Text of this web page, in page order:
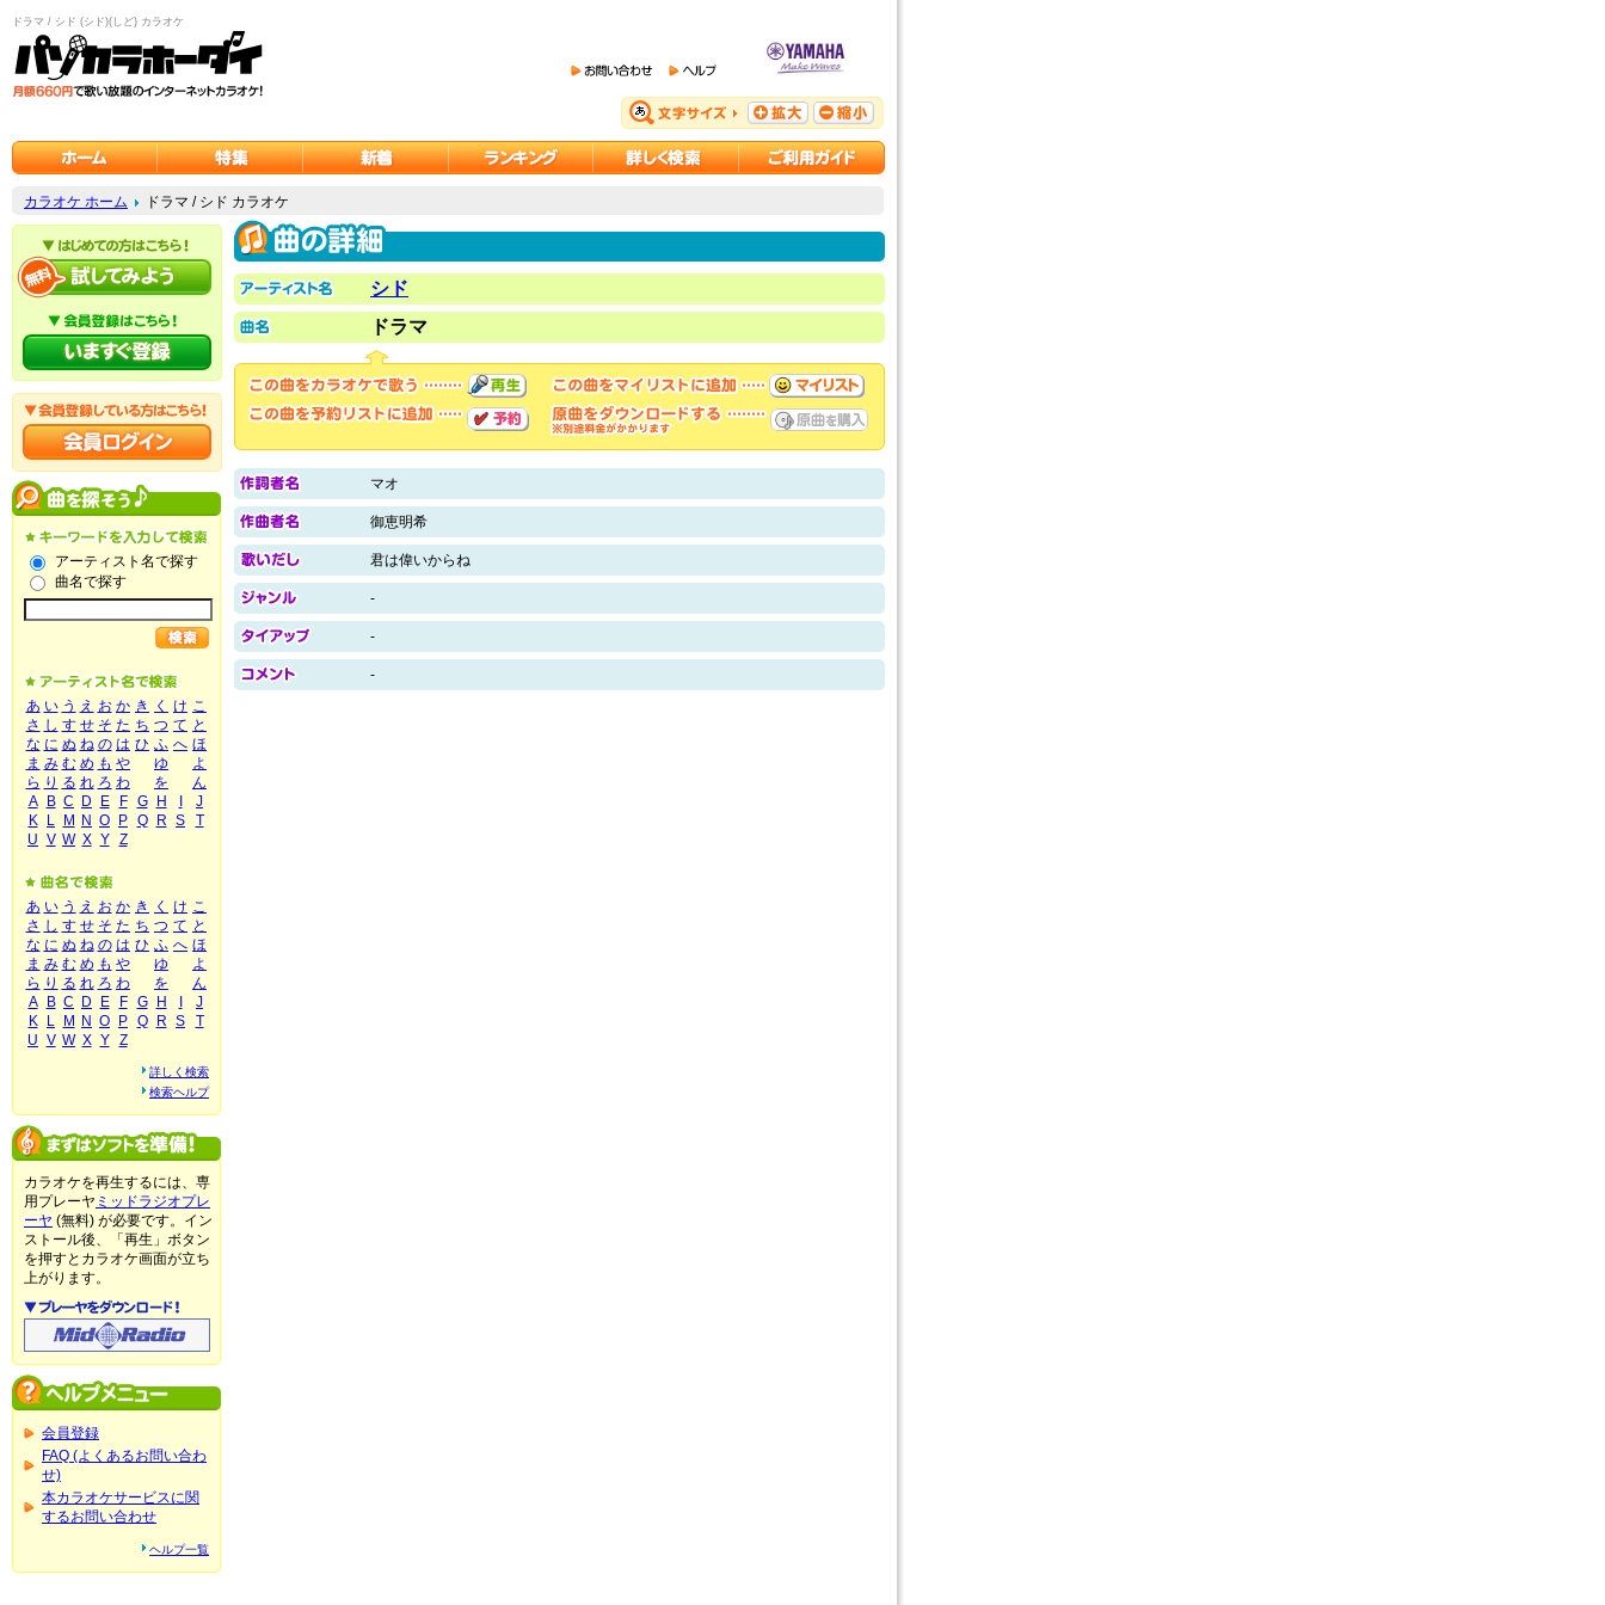
ドラマ / シド (シド)(しど) カラオケ
カラオケ ホーム ドラマ / シド カラオケ
アーティスト名で探す
曲名で探す
あ い う え お か き く け こ
さ し す せ そ た ち つ て と
な に ぬ ね の は ひ ふ へ ほ
ま み む め も や ゆ
よ
ら り る れ ろ わ を
ん
A
B C D E F G H
J
K
L M N O P Q R S
T
U V W X Y Z
あ い う え お か き く け こ
さ し す せ そ た ち つ て と
な に ぬ ね の は ひ ふ へ ほ
ま み む め も や ゆ
よ
ら り る れ ろ わ を
ん
A
B C D E F G H
J
K
L M N O P Q R S
T
U V W X Y Z
詳しく検索
検索ヘルプ
カラオケを再生するには、専
用プレーヤ ミッドラジオプレ
ーヤ (無料) が必要です。イン
ストール後、「再生」ボタン
を押すとカラオケ画面が立ち
上がります。
会員登録
FAQ (よくあるお問い合わ
せ)
本カラオケサービスに関
するお問い合わせ
ヘルプ一覧
シド
ドラマ
マオ
御恵明希
君は偉いからね
-
-
-